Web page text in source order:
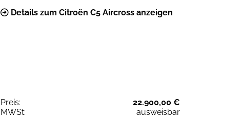
Details zum Citroën C5 Aircross anzeigen
Preis:
22.900,00 €
MWSt:
ausweisbar